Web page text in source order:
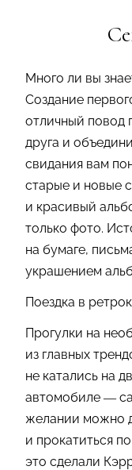
Много ли вы
Создание
отличный повод
друга и
свидания вам
старые и новые
и красивый
только фото.
на бумаге,
украшением
Поездка в
Прогулки на
из главных
не катались на
автомобиле —
желании можно
и прокатиться
это сделали